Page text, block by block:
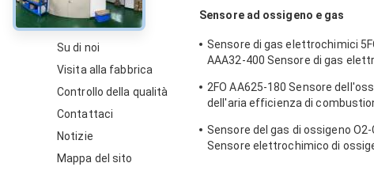
circa
Su di noi
Visita alla fabbrica
Controllo della qualità
Contattaci
Notizie
Mappa del sito
Sensore ad ossigeno e gas
Sensore di gas elettrochimici
AAA32-400 Sensore di gas
2FO AA625-180 Sensore
dell'aria efficienza di
Sensore del gas di ossigeno O2-
Sensore elettrochimico di